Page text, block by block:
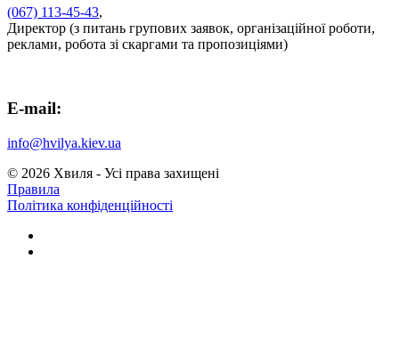
(067) 113-45-43,
Директор (з питань групових заявок, організаційної роботи,
реклами, робота зі скаргами та пропозиціями)
E-mail:
info@hvilya.kiev.ua
© 2026 Хвиля - Усi права захищенi
Правила
Полiтика конфiденцiйностi